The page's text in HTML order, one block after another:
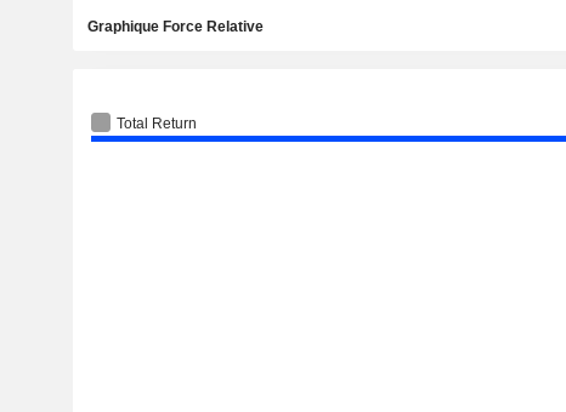
Graphique Force Relative
Total Return